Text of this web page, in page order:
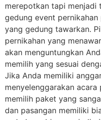
merepotkan tapi menjadi
gedung event
yang gedung tawarkan.
pernikahan yang
akan menguntungkan
memilih yang sesuai
Jika Anda memiliki
menyelenggarakan
memilih paket yang
dan pasangan memiliki